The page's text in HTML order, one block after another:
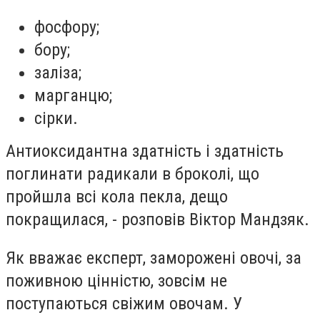
фосфору;
бору;
заліза;
марганцю;
сірки.
Антиоксидантна здатність і здатність
поглинати радикали в броколі, що
пройшла всі кола пекла, дещо
покращилася, - розповів Віктор Мандзяк.
Як вважає експерт, заморожені овочі, за
поживною цінністю, зовсім не
поступаються свіжим овочам. У